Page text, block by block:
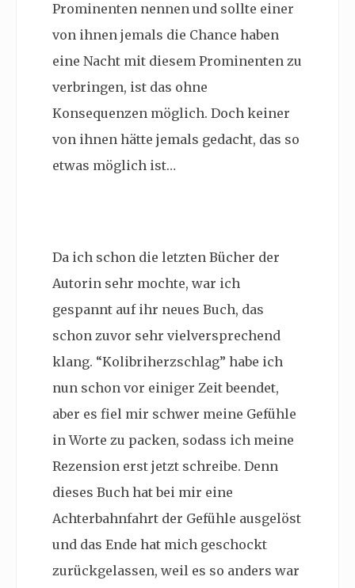
Prominenten nennen und sollte einer
von ihnen jemals die Chance haben
eine Nacht mit diesem Prominenten zu
verbringen, ist das ohne
Konsequenzen möglich. Doch keiner
von ihnen hätte jemals gedacht, das so
etwas möglich ist…
Da ich schon die letzten Bücher der
Autorin sehr mochte, war ich
gespannt auf ihr neues Buch, das
schon zuvor sehr vielversprechend
klang. “Kolibriherzschlag” habe ich
nun schon vor einiger Zeit beendet,
aber es fiel mir schwer meine Gefühle
in Worte zu packen, sodass ich meine
Rezension erst jetzt schreibe. Denn
dieses Buch hat bei mir eine
Achterbahnfahrt der Gefühle ausgelöst
und das Ende hat mich geschockt
zurückgelassen, weil es so anders war